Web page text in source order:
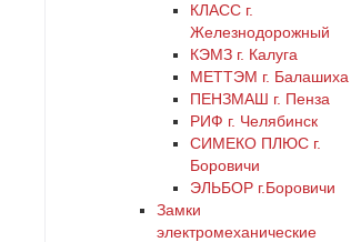
КЛАСС г.
Железнодорожный
КЭМЗ г. Калуга
МЕТТЭМ г. Балашиха
ПЕНЗМАШ г. Пенза
РИФ г. Челябинск
СИМЕКО ПЛЮС г.
Боровичи
ЭЛЬБОР г.Боровичи
Замки
электромеханические